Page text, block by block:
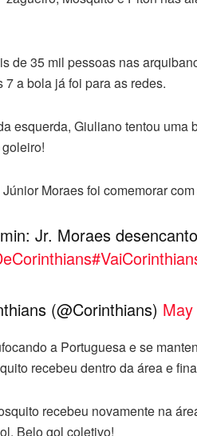
de 35 mil pessoas nas
7 a bola já foi para as redes.
esquerda, Giuliano tentou
Moraes foi comemorar
Jr. Moraes
(@Corinthians)
a Portuguesa e se
recebeu dentro da área e
recebeu novamente na
Belo gol coletivo!